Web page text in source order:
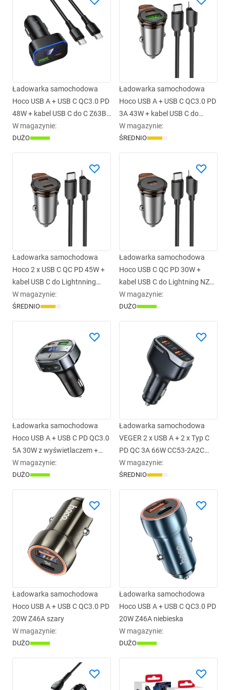
Ładowarka samochodowa
Hoco USB A + USB C QC3.0 PD
48W + kabel USB C do C Z63B
czarna
W magazynie:
DUŻO
Ładowarka samochodowa
Hoco USB A + USB C QC3.0 PD
3A 43W + kabel USB C do
Lightning NZ16A szara
W magazynie:
ŚREDNIO
Ładowarka samochodowa
Hoco 2 x USB C QC PD 45W +
kabel USB C do Lightnning
NZ16B szara
W magazynie:
ŚREDNIO
Ładowarka samochodowa
Hoco USB C QC PD 30W +
kabel USB C do Lightning NZ16
szara
W magazynie:
DUŻO
Ładowarka samochodowa
Hoco USB A + USB C PD QC3.0
5A 30W z wyświetlaczem +
transmiter FM BT E70 czarny
W magazynie:
DUŻO
Ładowarka samochodowa
VEGER 2 x USB A + 2 x Typ C
PD QC 3A 66W CC53-2A2C
czarna
W magazynie:
ŚREDNIO
Ładowarka samochodowa
Hoco USB A + USB C QC3.0 PD
20W Z46A szary
W magazynie:
DUŻO
Ładowarka samochodowa
Hoco USB A + USB C QC3.0 PD
20W Z46A niebieska
W magazynie:
DUŻO